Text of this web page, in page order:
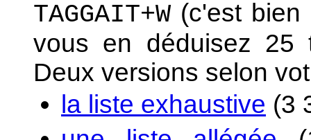
TAGGAIT+W(c'est bien
vous en déduisez 25
Deux versions selon
la liste exhaustive (3